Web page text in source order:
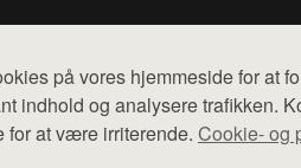
på vores hjemmeside for at
indhold og analysere trafikken.
for at være irriterende. Cookie- og